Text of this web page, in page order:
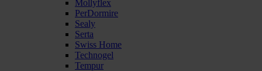
Mollyflex
PerDormire
Sealy
Serta
Swiss Home
Technogel
Tempur